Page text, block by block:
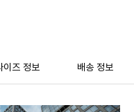
이즈 정보 배송 정보